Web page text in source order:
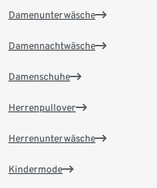
Damenunterwäsche
Damennachtwäsche
Damenschuhe
Herrenpullover
Herrenunterwäsche
Kindermode